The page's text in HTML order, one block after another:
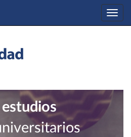
estudios